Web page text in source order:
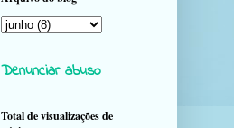
Denunciar abuso
Total de visualizações de